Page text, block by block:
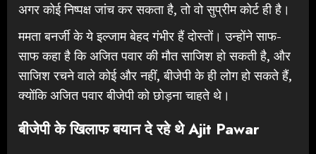
अगर कोई निष्पक्ष जांच कर सकता है, तो वो सुप्रीम कोर्ट ही है।
ममता बनर्जी के ये इल्जाम बेहद गंभीर हैं दोस्तों। उन्होंने साफ-
साफ कहा है कि अजित पवार की मौत साजिश हो सकती है, और
साजिश रचने वाले कोई और नहीं, बीजेपी के ही लोग हो सकते हैं,
क्योंकि अजित पवार बीजेपी को छोड़ना चाहते थे।
बीजेपी के खिलाफ बयान दे रहे थे Ajit Pawar